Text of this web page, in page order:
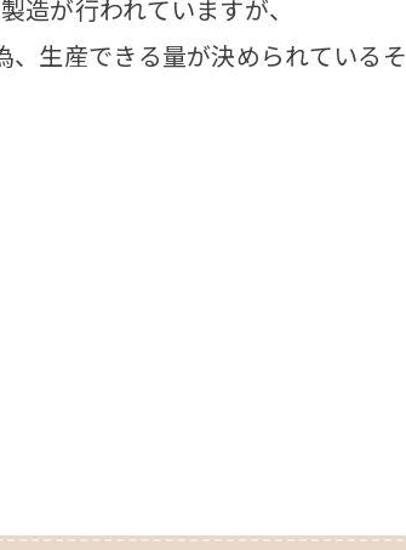
造が行われていますが、
生産できる量が決められているそ